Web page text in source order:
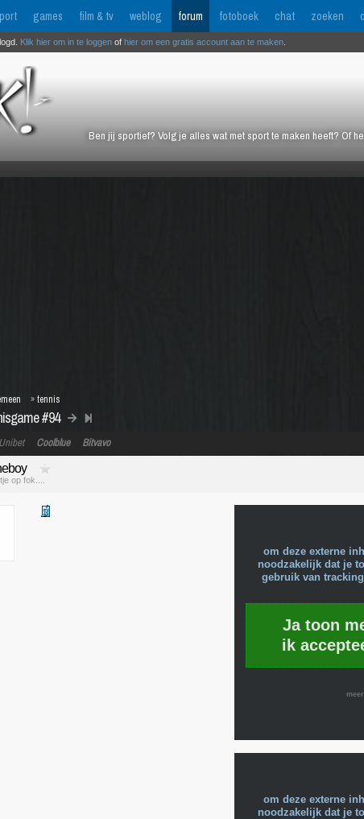
games film & tv weblog forum fotoboek chat zoeken
Ben jij sportief? Volg je alles wat met sport te maken heeft? Of
Klik hier om in te loggen of hier om een gratis account aan te maken
#94
»tennis
Unibet Coolblue Bitvavo
op fok....
om deze externe
noodzakelijk dat je
gebruik van
Ja toon
ik
om deze externe
noodzakelijk dat je